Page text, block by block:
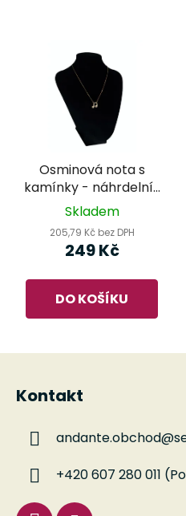
Osminová nota s
kamínky - náhrdelník
pozlacený
Skladem
205,79 Kč bez DPH
249 Kč
DO KOŠÍKU
Kontakt
andante.obchod@
+420 607 280 011